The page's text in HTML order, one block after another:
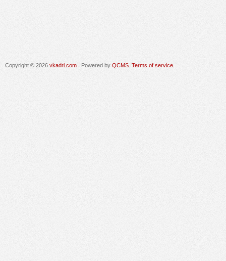
Copyright © 2026 vkadri.com . Powered by QCMS Terms of service.